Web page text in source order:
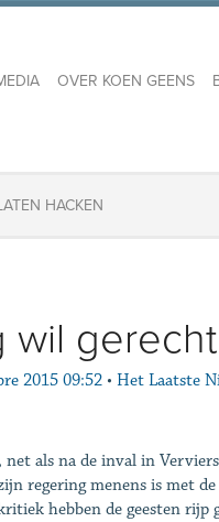
OVER KOEN GEENS
HACKEN
wil
2015 09:52 • Het Laatste
als na de inval in
regering menens is met
hebben de geesten rijp